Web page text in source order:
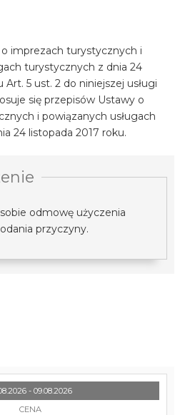
imprezach turystycznych i
turystycznych z dnia 24
Art. 5 ust. 2 do niniejszej usługi
się przepisów Ustawy o
i powiązanych usługach
24 listopada 2017 roku.
odmowę użyczenia
przyczyny.
- 09.08.2026
CENA